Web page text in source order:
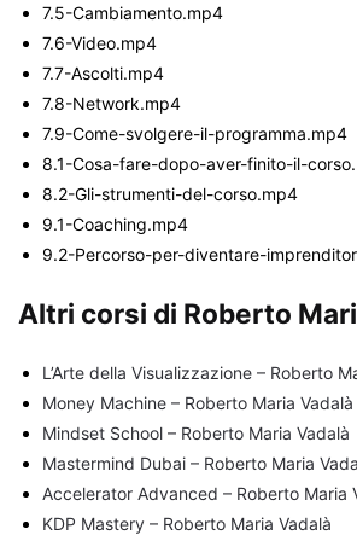
7.5-Cambiamento.mp4
7.6-Video.mp4
7.7-Ascolti.mp4
7.8-Network.mp4
7.9-Come-svolgere-il-programma.mp4
8.1-Cosa-fare-dopo-aver-finito-il-
8.2-Gli-strumenti-del-corso.mp4
9.1-Coaching.mp4
9.2-Percorso-per-diventare-
Altri corsi di Roberto
L’Arte della Visualizzazione – Roberto
Money Machine – Roberto Maria Vadalà
Mindset School – Roberto Maria Vadalà
Mastermind Dubai – Roberto Maria
Accelerator Advanced – Roberto Maria
KDP Mastery – Roberto Maria Vadalà